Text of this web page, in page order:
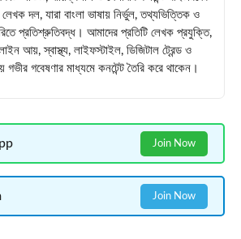
দল, যারা বাংলা ভাষায় নির্ভুল, তথ্যভিত্তিক ও
প্রতিশ্রুতিবদ্ধ। আমাদের প্রতিটি লেখক প্রযুক্তি,
আয়, স্বাস্থ্য, লাইফস্টাইল, ডিজিটাল ট্রেন্ড ও
গভীর গবেষণার মাধ্যমে কনটেন্ট তৈরি করে থাকেন।
Join Now
Join Now